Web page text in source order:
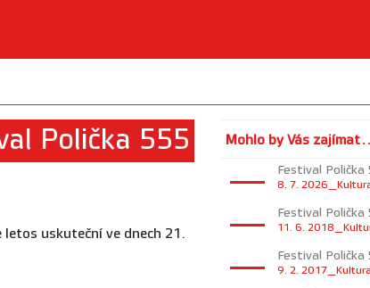
Polička 555
uskuteční ve dnech 21.
Mohlo by Vás
Festival Polička
8. 7.
Festival Polička
11. 6.
Festival Polička
9. 2.